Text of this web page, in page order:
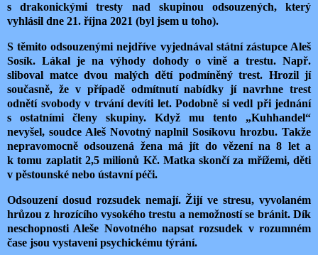
s drakonickými tresty nad skupinou odsouzených, který
vyhlásil dne 21. října 2021 (byl jsem u toho).
S těmito odsouzenými nejdříve vyjednával státní zástupce Aleš
Sosík. Lákal je na výhody dohody o vině a trestu. Např.
sliboval matce dvou malých dětí podmíněný trest. Hrozil jí
současně, že v případě odmítnutí nabídky jí navrhne trest
odnětí svobody v trvání devíti let. Podobně si vedl při jednání
s ostatními členy skupiny. Když mu tento „Kuhhandel“
nevyšel, soudce Aleš Novotný naplnil Sosíkovu hrozbu. Takže
nepravomocně odsouzená žena má jít do vězení na 8 let a
k tomu zaplatit 2,5 milionů Kč. Matka skončí za mřížemi, děti
v pěstounské nebo ústavní péči.
Odsouzení dosud rozsudek nemají. Žijí ve stresu, vyvolaném
hrůzou z hrozícího vysokého trestu a nemožností se bránit. Dík
neschopnosti Aleše Novotného napsat rozsudek v rozumném
čase jsou vystaveni psychickému týrání.